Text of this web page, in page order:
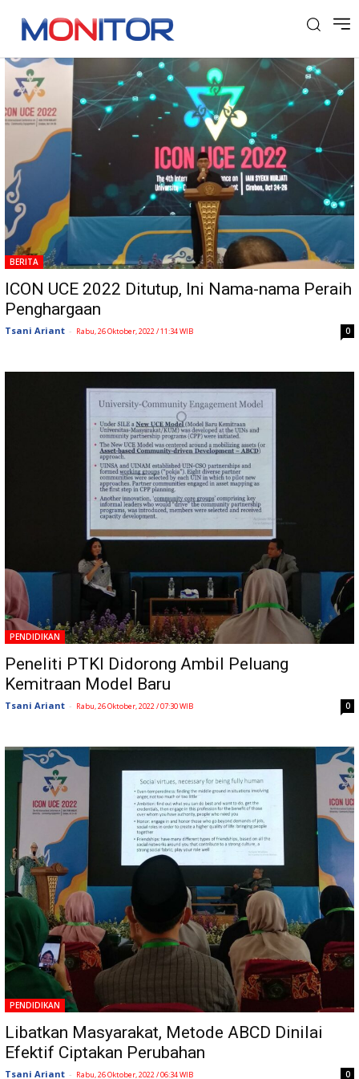
Tag: ICON UCE 2022
BERITA
ICON UCE 2022 Ditutup, Ini Nama-nama Peraih
Penghargaan
Tsani Ariant - Rabu, 26 Oktober, 2022 / 11:34 WIB 0
PENDIDIKAN
Peneliti PTKI Didorong Ambil Peluang
Kemitraan Model Baru
Tsani Ariant - Rabu, 26 Oktober, 2022 / 07:30 WIB 0
PENDIDIKAN
Libatkan Masyarakat, Metode ABCD Dinilai
Efektif Ciptakan Perubahan
Tsani Ariant - Rabu, 26 Oktober, 2022 / 06:34 WIB 0